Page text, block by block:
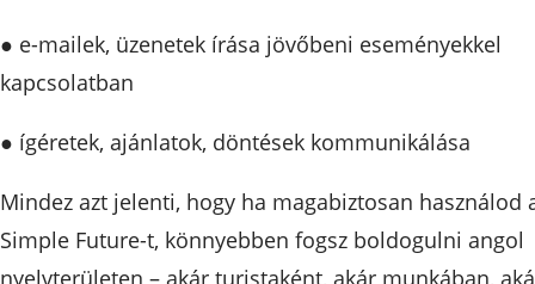
● e-mailek, üzenetek írása jövőbeni eseményekkel
kapcsolatban
● ígéretek, ajánlatok, döntések kommunikálása
Mindez azt jelenti, hogy ha magabiztosan használod
Simple Future-t, könnyebben fogsz boldogulni angol
nyelvterületen – akár turistaként, akár munkában,